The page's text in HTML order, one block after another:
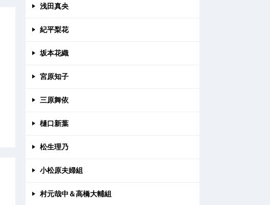
浅田真央
紀平梨花
坂本花織
宮原知子
三原舞依
樋口新葉
松生理乃
小松原夫婦組
村元哉中＆高橋大輔組